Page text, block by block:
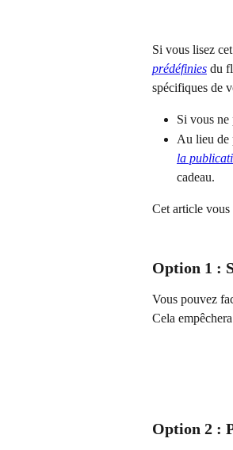
Si vous lisez
prédéfinies du
spécifiques de
Si vous ne
Au lieu de
la
cadeau.
Cet article vous
Option 1 :
Vous pouvez
Cela
Option 2 :